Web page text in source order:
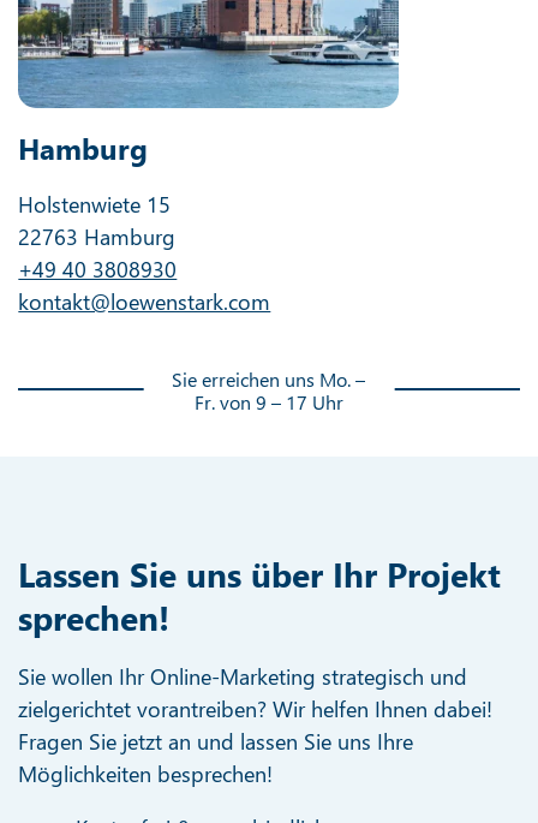
Hamburg
Holstenwiete 15
22763 Hamburg
+49 40 3808930
kontakt@loewenstark.com
Sie erreichen uns Mo. –
Fr. von 9 – 17 Uhr
Lassen Sie uns über Ihr Projekt
sprechen!
Sie wollen Ihr Online-Marketing strategisch und
zielgerichtet vorantreiben? Wir helfen Ihnen dabei!
Fragen Sie jetzt an und lassen Sie uns Ihre
Möglichkeiten besprechen!